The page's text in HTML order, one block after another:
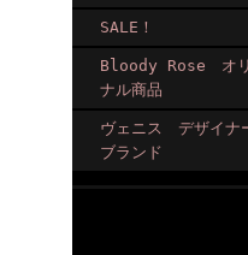
SALE！
Bloody Rose オ
ナル商品
ヴェニス デザイナ
ブランド